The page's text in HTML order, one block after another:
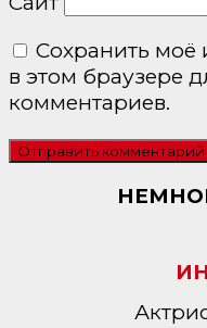
Сохранить моё
в этом браузере
комментариев.